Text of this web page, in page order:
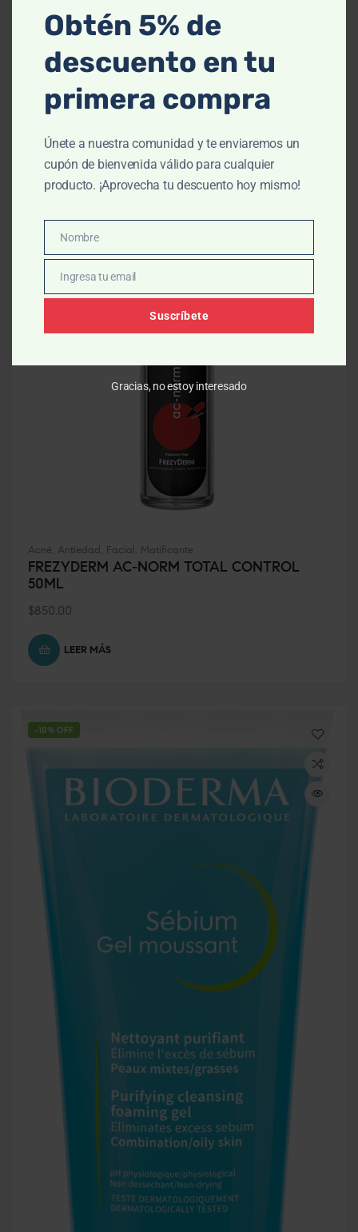
ISDIN ACNIBEN 1 LIMPIADOR MATIFICANTE
200ML
$516.00
464.00
AÑADIR AL CARRITO
OUT OF STOCK
Acné, Antiedad , Facial , Matificante
FREZYDERM AC-NORM TOTAL CONTROL
50ML
$850.00
LEER MÁS
-10% OFF
Obtén 5% de
descuento en tu
primera compra
Únete a nuestra comunidad y te enviaremos un
cupón de bienvenida válido para cualquier
producto. ¡Aprovecha tu descuento hoy mismo!
Nombre
Nombre
Email
Ingresa tu email
Suscríbete
Gracias, no estoy interesado